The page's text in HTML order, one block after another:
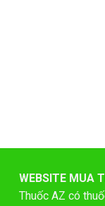
WEBSITE MUA
Thuốc AZ có